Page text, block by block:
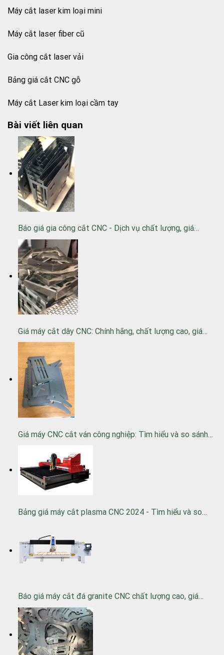
Máy cắt laser kim loại mini
Máy cắt laser fiber cũ
Gia công cắt laser vải
Bảng giá cắt CNC gỗ
Máy cắt Laser kim loại cầm tay
Bài viết liên quan
Báo giá gia công cắt CNC - Dịch vụ chất lượng, giá…
Giá máy cắt dây CNC: Chính hãng, chất lượng cao, giá…
Giá máy CNC cắt ván công nghiệp: Tìm hiểu và so sánh…
Bảng giá máy cắt plasma CNC 2024 - Tìm hiểu và so…
Báo giá máy cắt đá granite CNC chất lượng cao, giá…